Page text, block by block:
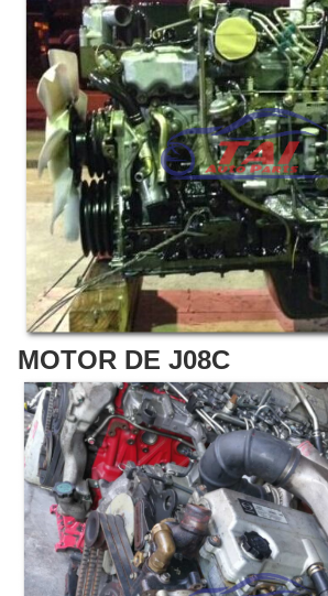
MOTOR DE J08C